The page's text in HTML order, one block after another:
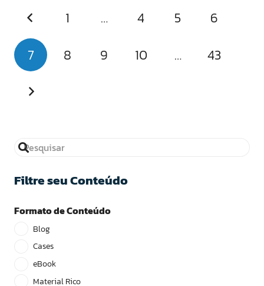
1 … 4 5
6
7
8 9 10 … 43
Filtre seu Conteúdo
Formato de Conteúdo
Blog
Cases
eBook
Material Rico